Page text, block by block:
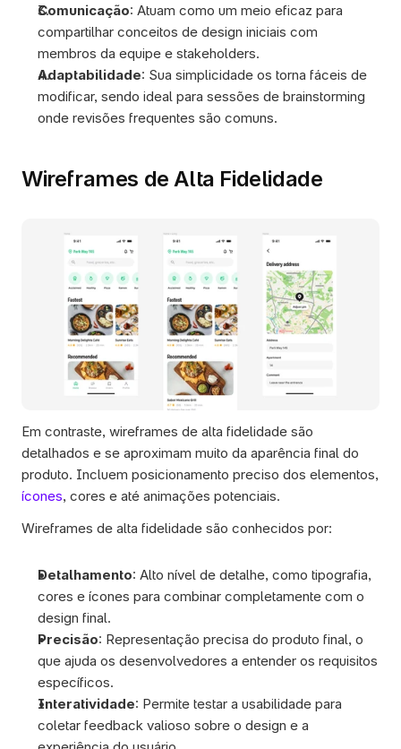
Comunicação: Atuam como um meio eficaz para
compartilhar conceitos de design iniciais com
membros da equipe e stakeholders.
Adaptabilidade: Sua simplicidade os torna fáceis de
modificar, sendo ideal para sessões de brainstorming
onde revisões frequentes são comuns.
Wireframes de Alta Fidelidade
Em contraste, wireframes de alta fidelidade são
detalhados e se aproximam muito da aparência final do
ícones, cores e até animações potenciais.
Wireframes de alta fidelidade são conhecidos por:
Detalhamento: Alto nível de detalhe, como tipografia,
cores e ícones para combinar completamente com o
design final.
Precisão: Representação precisa do produto final, o
que ajuda os desenvolvedores a entender os requisitos
específicos.
Interatividade: Permite testar a usabilidade para
coletar feedback valioso sobre o design e a